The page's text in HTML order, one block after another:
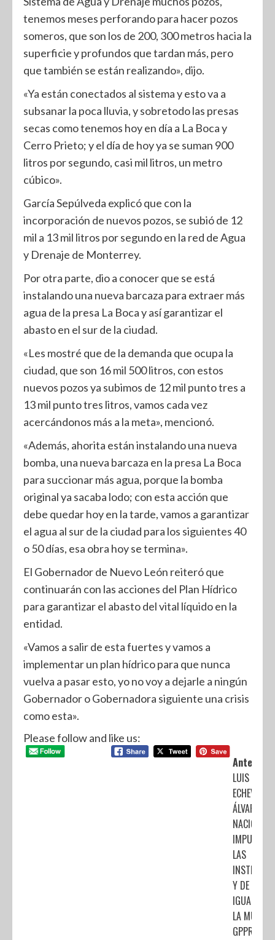
tenemos meses perforando para hacer pozos
someros, que son los de 200, 300 metros hacia la
superficie y profundos que tardan más, pero
que también se están realizando», dijo.
«Ya están conectados al sistema y esto va a
subsanar la poca lluvia, y sobretodo las presas
secas como tenemos hoy en día a La Boca y
Cerro Prieto; y el día de hoy ya se suman 900
litros por segundo, casi mil litros, un metro
cúbico».
García Sepúlveda explicó que con la
incorporación de nuevos pozos, se subió de 12
mil a 13 mil litros por segundo en la red de Agua
y Drenaje de Monterrey.
Por otra parte, dio a conocer que se está
instalando una nueva barcaza para extraer más
agua de la presa La Boca y así garantizar el
abasto en el sur de la ciudad.
«Les mostré que de la demanda que ocupa la
ciudad, que son 16 mil 500 litros, con estos
nuevos pozos ya subimos de 12 mil punto tres a
13 mil punto tres litros, vamos cada vez
acercándonos más a la meta», mencionó.
«Además, ahorita están instalando una nueva
bomba, una nueva barcaza en la presa La Boca
para succionar más agua, porque la bomba
original ya sacaba lodo; con esta acción que
debe quedar hoy en la tarde, vamos a garantizar
el agua al sur de la ciudad para los siguientes 40
o 50 días, esa obra hoy se termina».
El Gobernador de Nuevo León reiteró que
continuarán con las acciones del Plan Hídrico
para garantizar el abasto del vital líquido en la
entidad.
«Vamos a salir de esta fuertes y vamos a
implementar un plan hídrico para que nunca
vuelva a pasar esto, yo no voy a dejarle a ningún
Gobernador o Gobernadora siguiente una crisis
como esta».
Please follow and like us:
Anterior:
LUIS
ÁLVAREZ,
IMPULSOR
LAS
Y DE LA
IGUALDAD
LA MUJER:
GPPRI